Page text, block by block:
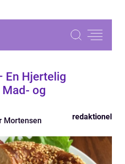
En Hjertelig
og
Mortensen redaktionel